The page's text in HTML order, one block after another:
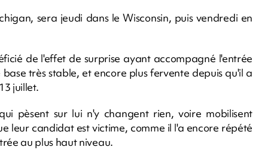
sera jeudi dans le Wisconsin, puis vendredi en
de l'effet de surprise ayant accompagné l'entrée
très stable, et encore plus fervente depuis qu'il a
juillet.
pèsent sur lui n'y changent rien, voire mobilisent
leur candidat est victime, comme il l'a encore répété
au plus haut niveau.